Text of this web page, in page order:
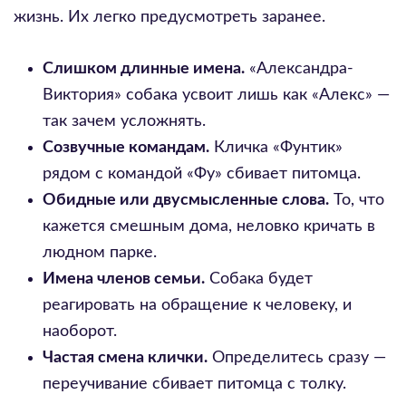
жизнь. Их легко предусмотреть заранее.
Слишком длинные имена. «Александра-
Виктория» собака усвоит лишь как «Алекс» —
так зачем усложнять.
Созвучные командам. Кличка «Фунтик»
рядом с командой «Фу» сбивает питомца.
Обидные или двусмысленные слова. То, что
кажется смешным дома, неловко кричать в
людном парке.
Имена членов семьи. Собака будет
реагировать на обращение к человеку, и
наоборот.
Частая смена клички. Определитесь сразу —
переучивание сбивает питомца с толку.